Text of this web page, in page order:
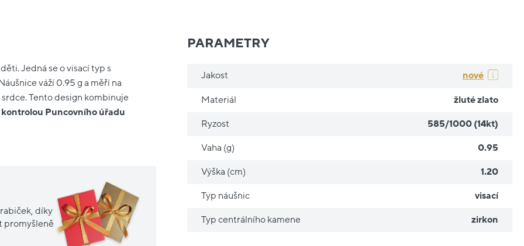
Jedná se o visací typ s
váží 0.95 g a měří na
Tento design kombinuje
kontrolou Puncovního úřadu
díky
promyšleně
PARAMETRY
Jakost nové
Materiál žluté zlato
Ryzost 585/1000 (14kt)
Vaha (g) 0.95
Výška (cm) 1.20
Typ náušnic visací
Typ centrálního kamene zirkon